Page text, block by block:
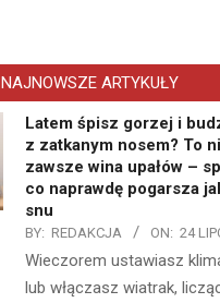
NAJNOWSZE ARTYKUŁY
Latem śpisz gorzej i
z zatkanym nosem? To
zawsze wina upałów –
co naprawdę pogarsza
snu
BY: REDAKCJA ON: 24
Wieczorem ustawiasz
lub włączasz wiatrak,